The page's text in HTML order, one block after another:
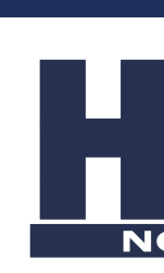
Saltar